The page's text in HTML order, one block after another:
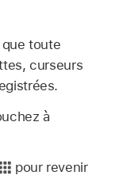
toute
curseurs
à
pour revenir